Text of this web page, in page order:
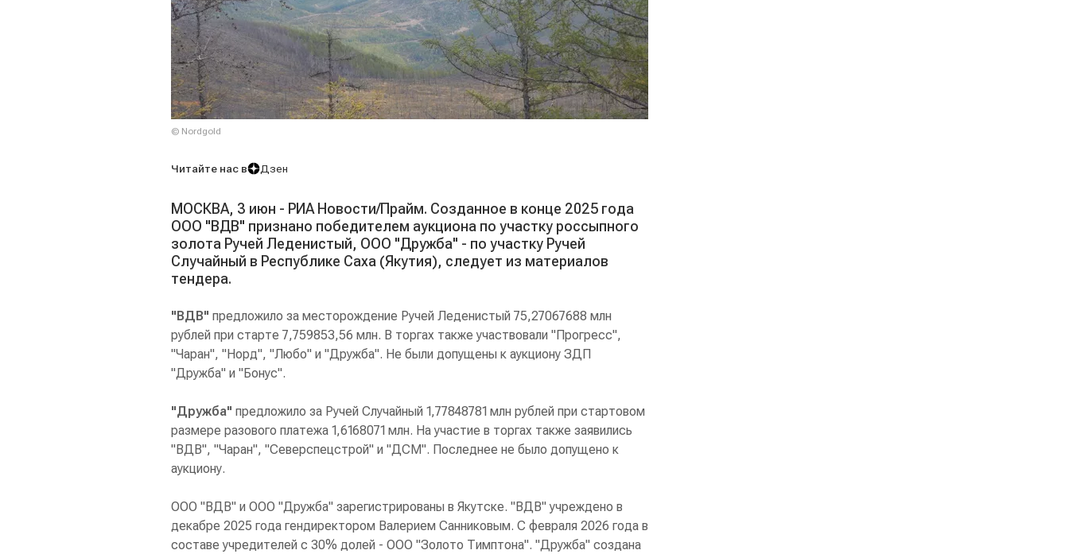
© Nordgold
Читайте нас в Дзен
МОСКВА, 3 июн - РИА Новости/Прайм. Созданное в конце 2025 года
ООО "ВДВ" признано победителем аукциона по участку россыпного
золота Ручей Леденистый, ООО "Дружба" - по участку Ручей
Случайный в Республике Саха (Якутия), следует из материалов
тендера.
"ВДВ" предложило за месторождение Ручей Леденистый 75,27067688 млн
рублей при старте 7,759853,56 млн. В торгах также участвовали "Прогресс",
"Чаран", "Норд", "Любо" и "Дружба". Не были допущены к аукциону ЗДП
"Дружба" и "Бонус".
"Дружба" предложило за Ручей Случайный 1,77848781 млн рублей при стартовом
размере разового платежа 1,6168071 млн. На участие в торгах также заявились
"ВДВ", "Чаран", "Северспецстрой" и "ДСМ". Последнее не было допущено к
аукциону.
ООО "ВДВ" и ООО "Дружба" зарегистрированы в Якутске. "ВДВ" учреждено в
декабре 2025 года гендиректором Валерием Санниковым. С февраля 2026 года в
составе учредителей с 30% долей - ООО "Золото Тимптона". "Дружба" создана